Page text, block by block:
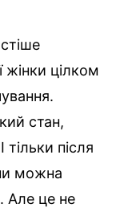
жінки цілком
стан,
після
можна
Але це не